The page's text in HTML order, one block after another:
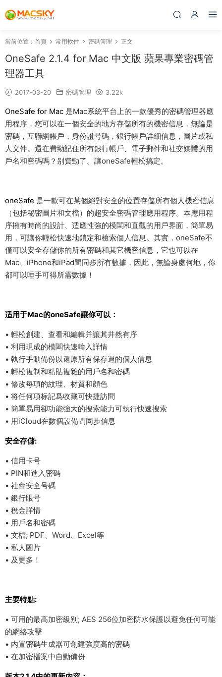
當前位置： 首頁 常用軟件 密碼管理 正文
OneSafe 2.1.4 for Mac 中文版 蘋果專業密碼管
理器工具
2017-03-20 密碼管理 3.22k
OneSafe for Mac 是Mac系統平台上的一款優秀的密碼管理器應
用程序，您可以在一個安全的地方存儲所有的機密信息，無論是
密碼，互聯網帳戶，身份證号碼，銀行帳戶詳細信息，圖片或私
人文件。還在費勁記住所有銀行帳戶、電子郵件和社交媒體的用
戶名和密碼嗎？别費勁了。讓oneSafe輕松搞定。
oneSafe 是一款可在某個絕對安全的位置存儲所有個人機密信息
（包括秘密圖片和文檔）的超安全密碼管理應用程序。本應用程
序擁有時尚的設計、适應性強的模闆和直觀的用戶界面，簡單易
用，可讓你輕松快速地鎖定和檢索個人信息。其實，oneSafe不
僅可以安全存儲你的所有密碼和其它機密信息，它也可以在
Mac、iPhone和iPad間同步所有數據，因此，無論身處何地，你
都可以唾手可得所需數據！
适用于Mac的oneSafe讓你可以：
• 輕松創建、查看和編輯并讓其井然有序
• 利用現成的模闆快速輸入詳情
• 執行手動備份以還原所有保存過的個人信息
• 輕松複制和粘貼複雜的用戶名和密碼
• 修改每項的紋理、材質和顔色
• 将任何項标記爲收藏可快捷訪問
• 簡單易用卻功能強大的搜索能力可執行快速搜索
• 用iCloud在數個設備間同步信息
安全存儲:
• 信用卡号
• PIN和進入密碼
• 社會安全号碼
• 銀行賬号
• 稅金詳情
• 用戶名和密碼
• 文檔; PDF、Word、Excel等
• 私人圖片
• 及更多！
主要特點:
• 可用的最高加密級别; AES 256位加密防水保護以避免任何可能
的網絡攻擊
• 内置密碼生成器可創建強度高的密碼
• 在加密檔案中自動備份